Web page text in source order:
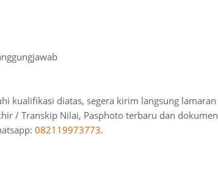
kualifikasi diatas, segera kirim langsung lamaran
/ Transkip Nilai, Pasphoto terbaru dan dokumen
082119973773.